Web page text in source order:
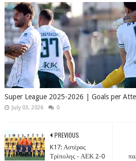
Super League 2025-2026 | Goals per
July 03, 2026 0
PREVIOUS
K17: Αστέρας
Τρίπολης - ΑΕΚ 2-0